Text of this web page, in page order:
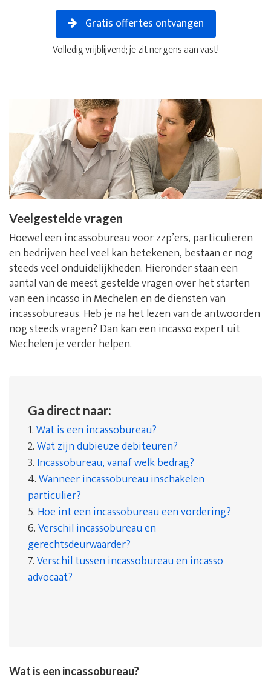
Gratis offertes ontvangen
Volledig vrijblijvend; je zit nergens aan vast!
Veelgestelde vragen
Hoewel een incassobureau voor zzp’ers, particulieren
en bedrijven heel veel kan betekenen, bestaan er nog
steeds veel onduidelijkheden. Hieronder staan een
aantal van de meest gestelde vragen over het starten
van een incasso in Mechelen en de diensten van
incassobureaus. Heb je na het lezen van de antwoorden
nog steeds vragen? Dan kan een incasso expert uit
Mechelen je verder helpen.
Ga direct naar:
1.Wat is een incassobureau?
2.Wat zijn dubieuze debiteuren?
3. Incassobureau, vanaf welk bedrag?
4.Wanneer incassobureau inschakelen
particulier?
5. Hoe int een incassobureau een vordering?
6.Verschil incassobureau en
gerechtsdeurwaarder?
7.Verschil tussen incassobureau en incasso
advocaat?
Wat is een incassobureau?